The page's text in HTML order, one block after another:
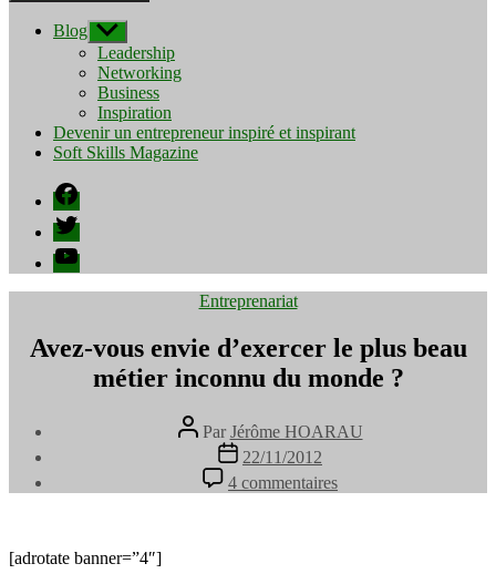
Blog Afficher
le
sous-
menu
Leadership
Networking
Business
Inspiration
Devenir un entrepreneur inspiré et inspirant
Soft Skills Magazine
Facebook
Twitter
YouTube
Catégories
Entreprenariat
Avez-vous envie d’exercer le plus beau
métier inconnu du monde ?
Auteur
de
l’article
Par Jérôme HOARAU
Date
de
l’article
22/11/2012
4 commentaires
Avez-
[adrotate banner=”4″]